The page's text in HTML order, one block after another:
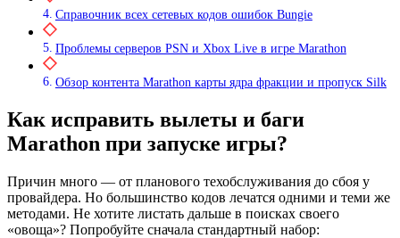
Справочник всех сетевых кодов ошибок Bungie
Проблемы серверов PSN и Xbox Live в игре Marathon
Обзор контента Marathon карты ядра фракции и пропуск Silk
Как исправить вылеты и баги
Marathon при запуске игры?
Причин много — от планового техобслуживания до сбоя у
провайдера. Но большинство кодов лечатся одними и теми же
методами. Не хотите листать дальше в поисках своего
«овоща»? Попробуйте сначала стандартный набор: